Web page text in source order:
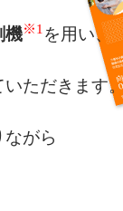
機※1 を用い、
ただきます
がら